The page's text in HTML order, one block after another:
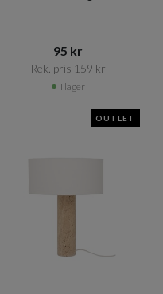
95 kr​​
Rek. pris 159 kr​​
I lager
OUTLET